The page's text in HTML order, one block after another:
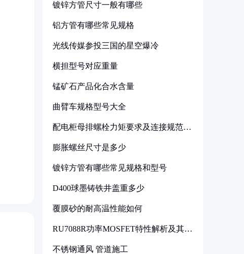
镀锌方管尺寸一般有哪些
铝方管有哪些常见规格
光线传媒参投三国的星空爆冷
横担型号对应重量
锰矿石产品化合水含量
曲臂车规格型号大全
配电柜母排螺栓力矩要求及连接规范详
膨胀螺丝尺寸是多少
镀锌方管有哪些常见规格和型号
D400球墨铸铁井盖重多少
覆膜砂的耐高温性能如何
RU7088R功率MOSFET特性解析及其在
不锈钢通风 管道施工